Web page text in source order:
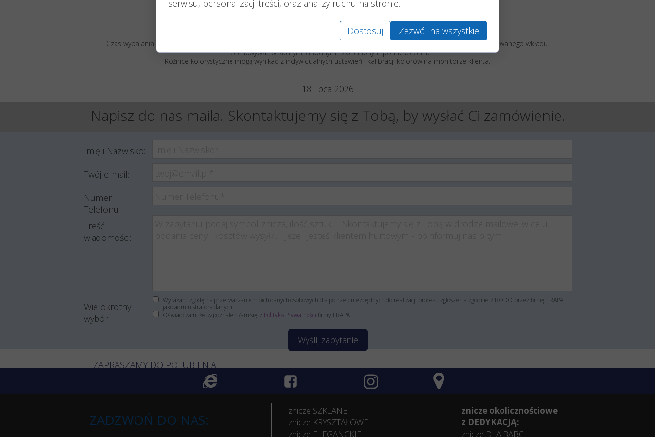
Każdy znicz jest zdobiony ręcznie przez naszych pracowników.
Producenta zniczy Frapaz Wielkopolski.
Czas wypalania podany jest w przybliżeniu, uzależniony jest od panujących warunków atmosferycznych oraz wielkości zastosowanego wkładu.
Przechowywać w suchym, chłodnym i zacienionym pomieszczeniu.
Różnice kolorystyczne mogą wynikać z indywidualnych ustawień i kalibracji kolorów na monitorze klienta.
18 lipca 2026
Napisz do nas maila. Skontaktujemy się z Tobą, by wysłać Ci zamówienie.
Imię i Nazwisko:
Twój e-mail:
Numer
Telefonu
Treść
wiadomości:
Wielokrotny
wybór
Wyrażam zgodę na przetwarzanie moich danych osobowych dla potrzeb niezbędnych do realizacji procesu zgłoszenia zgodnie z RODO przez firmę FRAPA
jako administratora danych.
Oświadczam, że zapoznałem/am się z Polityką Prywatności firmy FRAPA
Wyślij zapytanie
ZAPRASZAMY DO POLUBIENIA
ZADZWOŃ DO NAS:
znicze SZKLANE
znicze KRYSZTAŁOWE
znicze ELEGANCKIE
znicze okolicznościowe
z DEDYKACJĄ:
znicze DLA BABCI
serwisu, personalizacji treści, oraz analizy ruchu na stronie.
Dostosuj Zezwól na wszystkie